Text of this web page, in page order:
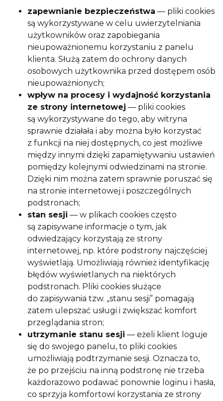
zapewnianie bezpieczeństwa — pliki cookies
są wykorzystywane w celu uwierzytelniania
użytkowników oraz zapobiegania
nieupoważnionemu korzystaniu z panelu
klienta. Służą zatem do ochrony danych
osobowych użytkownika przed dostępem osób
nieupoważnionych;
wpływ na procesy i wydajność korzystania
ze strony internetowej — pliki cookies
są wykorzystywane do tego, aby witryna
sprawnie działała i aby można było korzystać
z funkcji na niej dostępnych, co jest możliwe
między innymi dzięki zapamiętywaniu ustawień
pomiędzy kolejnymi odwiedzinami na stronie.
Dzięki nim można zatem sprawnie poruszać się
na stronie internetowej i poszczególnych
podstronach;
stan sesji — w plikach cookies często
są zapisywane informacje o tym, jak
odwiedzający korzystają ze strony
internetowej, np. które podstrony najczęściej
wyświetlają. Umożliwiają również identyfikację
błędów wyświetlanych na niektórych
podstronach. Pliki cookies służące
do zapisywania tzw. „stanu sesji” pomagają
zatem ulepszać usługi i zwiększać komfort
przeglądania stron;
utrzymanie stanu sesji — eżeli klient loguje
się do swojego panelu, to pliki cookies
umożliwiają podtrzymanie sesji. Oznacza to,
że po przejściu na inną podstronę nie trzeba
każdorazowo podawać ponownie loginu i hasła,
co sprzyja komfortowi korzystania ze strony